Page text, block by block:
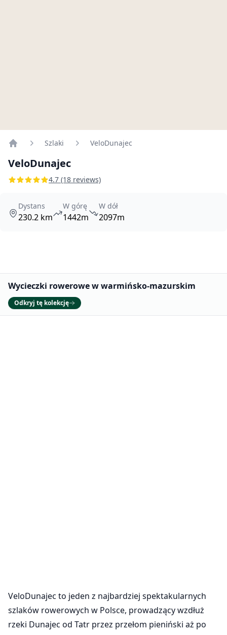
Szlaki VeloDunajec
VeloDunajec
4.7 (18 reviews)
Dystans
230.2 km
W górę
1442m
W dół
2097m
Promowane
Wycieczki rowerowe w warmińsko-mazurskim
Odkryj tę kolekcję
VeloDunajec to jeden z najbardziej spektakularnych
szlaków rowerowych w Polsce, prowadzący wzdłuż
rzeki Dunajec od Tatr przez przełom pieniński aż po